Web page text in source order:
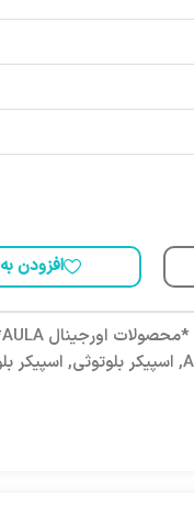
افزودن
*محصولات اورجینال AULA*
, اسپیکر بلوتوثی, اسپیکر